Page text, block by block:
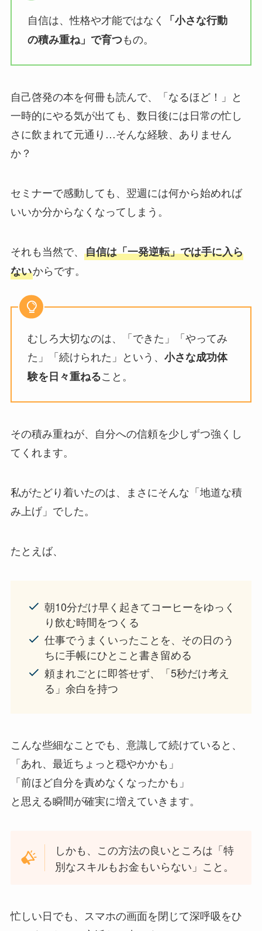
自信は、性格や才能ではなく
「小さな行動
の積み重ね」で育つもの。
自己啓発の本を何冊も読んで、「なるほど！」と
一時的にやる気が出ても、数日後には日常の忙し
さに飲まれて元通り…そんな経験、ありません
か？
セミナーで感動しても、翌週には何から始めれば
いいか分からなくなってしまう。
それも当然で、 自信は「一発逆転」では手に入ら
ないからです。
むしろ大切なのは、「できた」「やってみ
た」「続けられた」という、 小さな成功体
験を日々重ねること。
その積み重ねが、自分への信頼を少しずつ強くし
てくれます。
私がたどり着いたのは、まさにそんな「地道な積
み上げ」でした。
たとえば、
朝10分だけ早く起きてコーヒーをゆっく
り飲む時間をつくる
仕事でうまくいったことを、その日のう
ちに手帳にひとこと書き留める
頼まれごとに即答せず、「5秒だけ考え
る」余白を持つ
こんな些細なことでも、意識して続けていると、
「あれ、最近ちょっと穏やかかも」
「前ほど自分を責めなくなったかも」
と思える瞬間が確実に増えていきます。
しかも、この方法の良いところは「特
別なスキルもお金もいらない」こと。
忙しい日でも、スマホの画面を閉じて深呼吸をひ